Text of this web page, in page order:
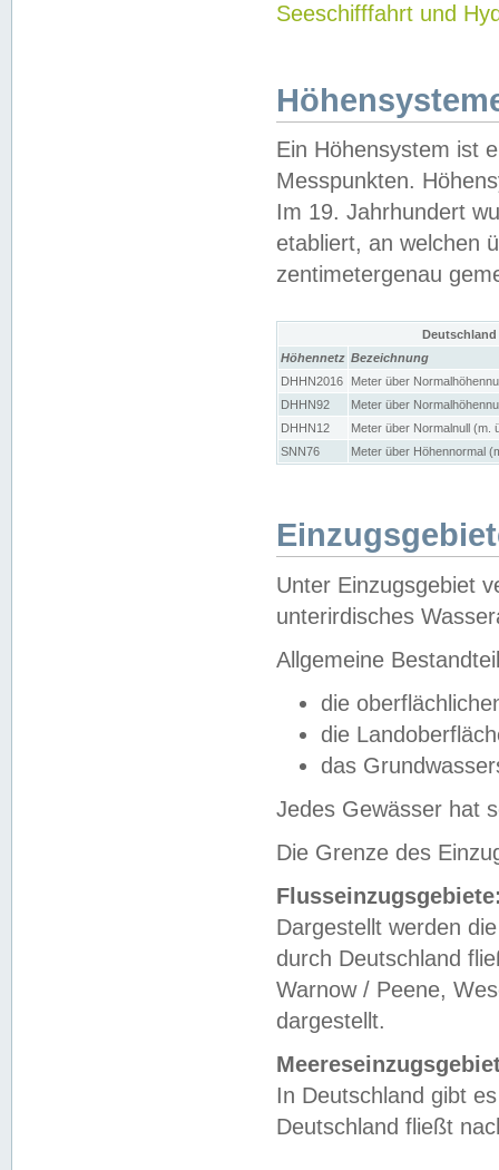
Seeschifffahrt und
Ein Höhensystem ist
Messpunkten.
Im 19. Jahrhundert
etabliert, an welchen
zentimetergenau
Höhennetz Bezeichnung
DHHN2016
Meter über
DHHN92
Meter über
DHHN12
Meter über Normalnull (m.
SNN76
Meter über Höhennormal
Unter Einzugsgebiet
unterirdisches
Allgemeine
die
die
das
Jedes Gewässer hat
Die Grenze des
Dargestellt werden
durch Deutschland
Warnow / Peene,
dargestellt.
In Deutschland gibt
Deutschland fließt